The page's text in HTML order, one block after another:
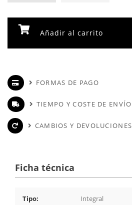
Añadir al carrito
FORMAS DE PAGO
TIEMPO Y COSTE DE ENVÍO
CAMBIOS Y DEVOLUCIONES
Ficha técnica
Tipo: Integral